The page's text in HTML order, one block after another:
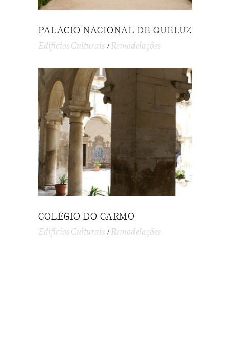
PALÁCIO NACIONAL DE QUELUZ
Edifícios Culturais Remodelações
COLÉGIO DO CARMO
Edifícios Culturais Remodelações